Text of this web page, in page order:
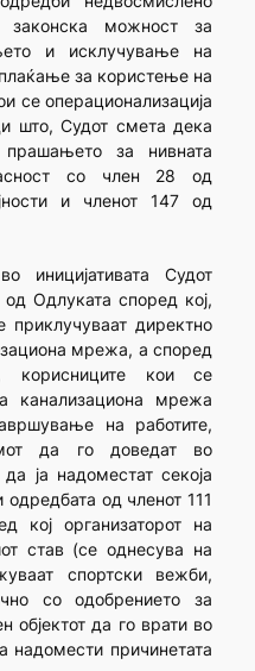
законска можност за
и исклучување на
за користење на
се операционализација
што, Судот смета дека
за нивната
со член 28 од
и членот 147 од
иницијативата Судот
Одлуката според кој,
приклучуваат директно
мрежа, а според
кои се
канализациона мрежа
на работите,
да го доведат во
ја надоместат секоја
од членот 111
кој организаторот на
став (се однесува на
спортски вежби,
со одобрението за
објектот да го врати во
надомести причинетата